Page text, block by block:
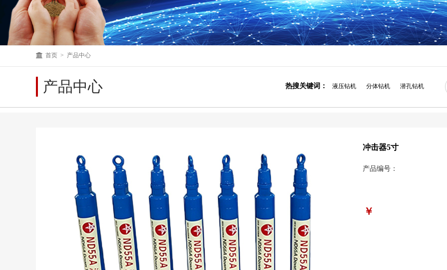
首页 > 产品中心
产品中心 热搜关键词： 液压钻机 分体钻机 潜孔钻机
冲击器5寸
产品编号：
￥